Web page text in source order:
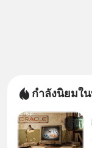
กำลังนิยมใ